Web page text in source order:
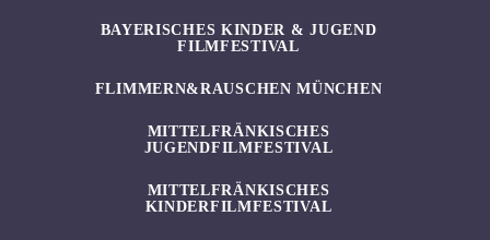
BAYERISCHES KINDER & JUGEND
FILMFESTIVAL
FLIMMERN&RAUSCHEN MÜNCHEN
MITTELFRÄNKISCHES
JUGENDFILMFESTIVAL
MITTELFRÄNKISCHES
KINDERFILMFESTIVAL